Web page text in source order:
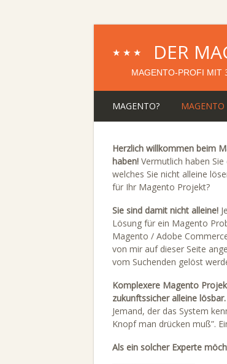
★★★ DER
MAGENTO-PROFI MIT
MAGENTO? MAGENTO
Herzlich willkommen beim
haben! Vermutlich haben
welches Sie nicht alleine
für Ihr Magento Projekt?
Sie sind damit nicht alleine!
Lösung für ein Magento
Magento / Adobe
von mir auf dieser Seite
vom Suchenden gelöst
Komplexere Magento
zukunftssicher alleine lösbar.
Jemand, der das System
Knopf man drücken muß”.
Als ein solcher Experte